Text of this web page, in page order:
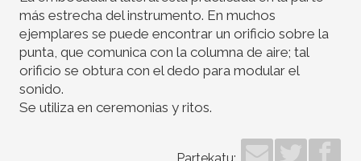
más estrecha del instrumento. En muchos
ejemplares se puede encontrar un orificio sobre la
punta, que comunica con la columna de aire; tal
orificio se obtura con el dedo para modular el
sonido.
Se utiliza en ceremonias y ritos.